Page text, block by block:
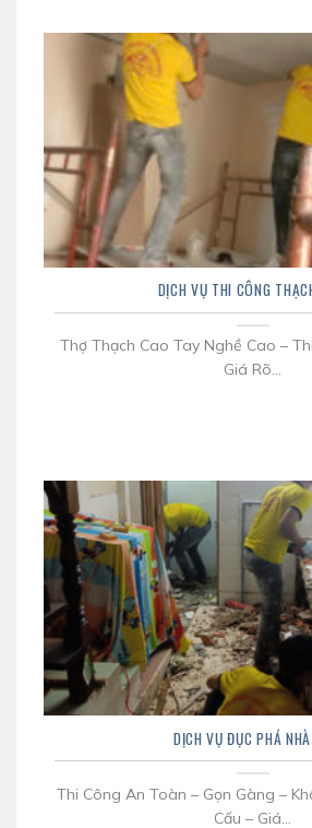
DỊCH VỤ THI CÔNG
Thợ Thạch Cao Tay Nghề Cao –
Giá Rõ...
DỊCH VỤ ĐỤC PHÁ
Thi Công An Toàn – Gọn Gàng –
Cấu – Giá...